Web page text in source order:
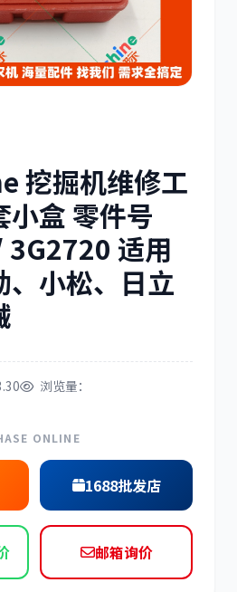
久保田
博世
住友
帕金斯
挖掘机维修工
小盒 零件号
适用
、小松、日立
浏览量：
ONLINE
1688批发店
邮箱询价